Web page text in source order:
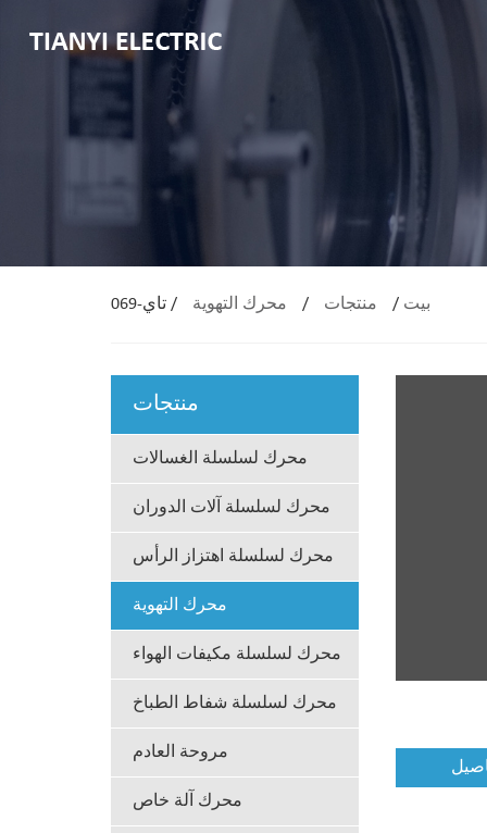
بيت / منتجات / محرك التهوية / تاي-069
منتجات
محرك لسلسلة الغسالات
محرك لسلسلة آلات الدوران
محرك لسلسلة اهتزاز الرأس
محرك التهوية
محرك لسلسلة مكيفات الهواء
محرك لسلسلة شفاط الطباخ
مروحة العادم
محرك آلة خاص